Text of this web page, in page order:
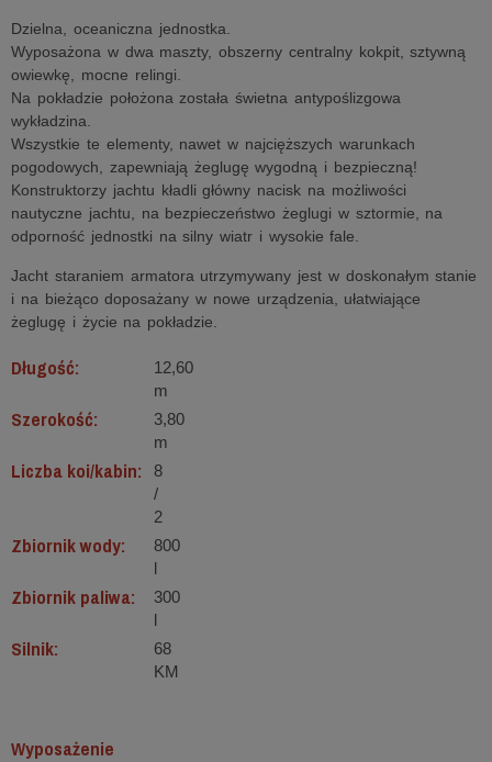
Dzielna, oceaniczna jednostka.
Wyposażona w dwa maszty, obszerny centralny kokpit, sztywną
owiewkę, mocne relingi.
Na pokładzie położona została świetna antypoślizgowa
wykładzina.
Wszystkie te elementy, nawet w najcięższych warunkach
pogodowych, zapewniają żeglugę wygodną i bezpieczną!
Konstruktorzy jachtu kładli główny nacisk na możliwości
nautyczne jachtu, na bezpieczeństwo żeglugi w sztormie, na
odporność jednostki na silny wiatr i wysokie fale.
Jacht staraniem armatora utrzymywany jest w doskonałym stanie
i na bieżąco doposażany w nowe urządzenia, ułatwiające
żeglugę i życie na pokładzie.
Długość:
12,60
m
Szerokość:
3,80
m
Liczba koi/kabin:
8
/
2
Zbiornik wody:
800
l
Zbiornik paliwa:
300
l
Silnik:
68
KM
Wyposażenie